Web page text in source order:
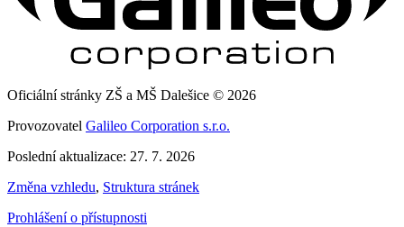
Oficiální stránky ZŠ a MŠ Dalešice © 2026
Provozovatel Galileo Corporation s.r.o.
Poslední aktualizace: 27. 7. 2026
Změna vzhledu, Struktura stránek
Prohlášení o přístupnosti